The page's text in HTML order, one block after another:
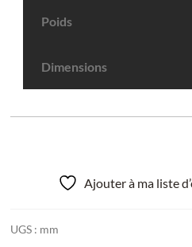
Poids
Dimensions
Ajouter à ma liste
UGS : mm